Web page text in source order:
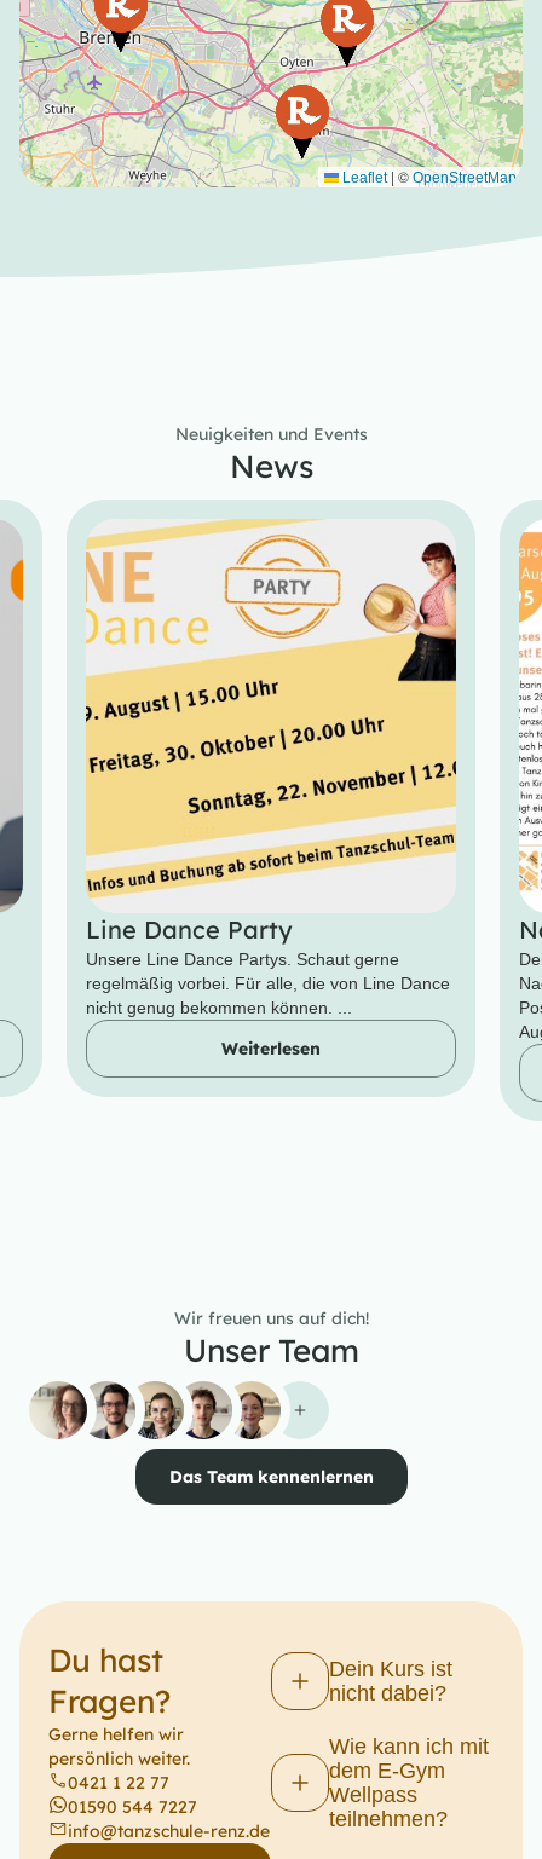
Leaflet | © OpenStreetMap
Neuigkeiten und Events
News
Line Dance Party
Unsere Line Dance Partys. Schaut gerne
regelmäßig vorbei. Für alle, die von Line Dance
nicht genug bekommen können. ...
Weiterlesen
Wir freuen uns auf dich!
Unser Team
Das Team kennenlernen
Du hast
Fragen?
Gerne helfen wir
persönlich weiter.
0421 1 22 77
01590 544 7227
info@tanzschule-renz.de
Dein Kurs ist
nicht dabei?
Wie kann ich mit
dem E-Gym
Wellpass
teilnehmen?